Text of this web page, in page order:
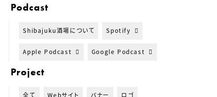
Podcast
Shibajuku酒場について Spotify
Apple Podcast Google Podcast
Project
全て Webサイト バナー ロゴ